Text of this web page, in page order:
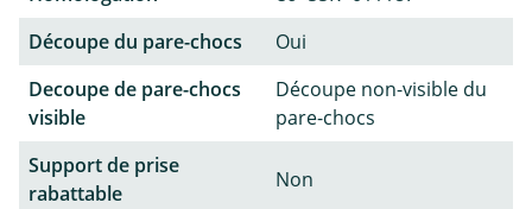
Découpe du pare-chocs
Oui
Decoupe de pare-chocs
visible
Découpe non-visible du
pare-chocs
Support de prise
rabattable
Non